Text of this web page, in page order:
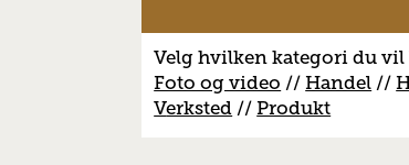
Velg hvilken kategori du vil
Foto og video //Handel //
Verksted //Produkt